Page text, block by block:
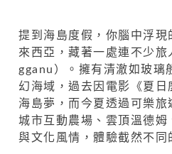
提到海島度假，你腦中浮
來西亞，藏著一處連不少
gganu）。擁有清澈如玻璃
幻海域，過去因電影《夏
海島夢，而今夏透過可樂旅
城市互動農場、雲頂溫德
與文化風情，體驗截然不同